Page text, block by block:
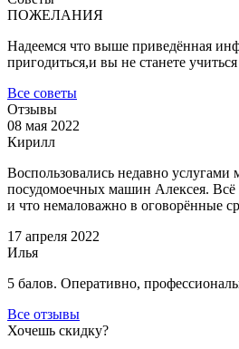
ПОЖЕЛАНИЯ
Надеемся что выше приведённая
пригодиться,и вы не станете
Все советы
Отзывы
08 мая 2022
Кирилл
Воспользовались недавно услугами
посудомоечных машин Алексея. Всё
и что немаловажно в оговорённые
17 апреля 2022
Илья
5 балов. Оперативно,
Все отзывы
Хочешь скидку?